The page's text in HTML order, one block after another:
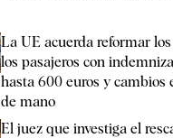
La UE acuerda reformar
los pasajeros con
hasta 600 euros y cambios
de mano
El juez que investiga el